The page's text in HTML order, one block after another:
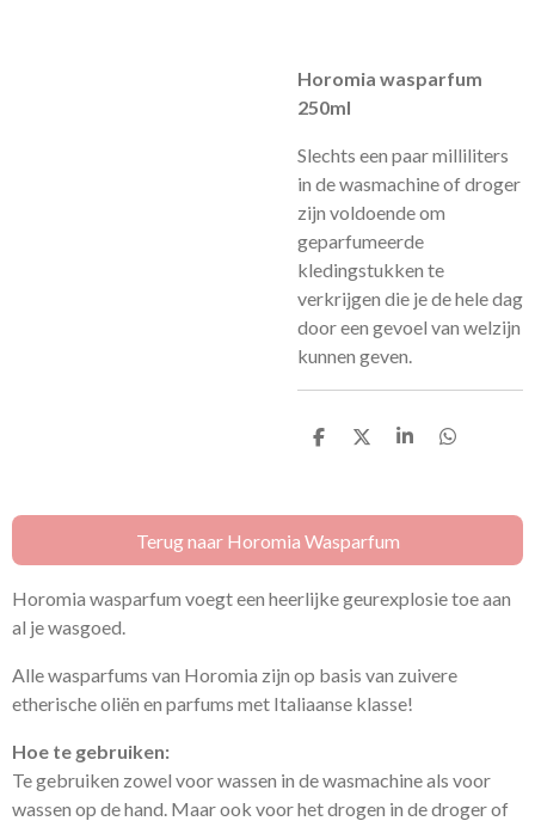
Horomia wasparfum
250ml
Slechts een paar milliliters
in de wasmachine of droger
zijn voldoende om
geparfumeerde
kledingstukken te
verkrijgen die je de hele dag
door een gevoel van welzijn
kunnen geven.
D
n
D
S
e
D
n
Terug naar Horomia Wasparfum
Horomia wasparfum voegt een heerlijke geurexplosie toe aan
al je wasgoed.
Alle wasparfums van Horomia zijn op basis van zuivere
etherische oliën en parfums met Italiaanse klasse!
Hoe te gebruiken:
Te gebruiken zowel voor wassen in de wasmachine als voor
wassen op de hand. Maar ook voor het drogen in de droger of